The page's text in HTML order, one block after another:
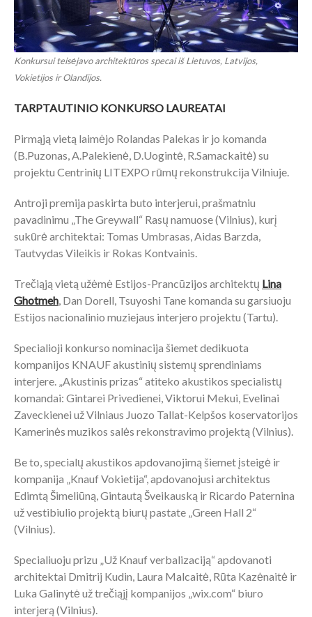
Konkursui teisėjavo architektūros specai iš Lietuvos, Latvijos,
Vokietijos ir Olandijos.
TARPTAUTINIO KONKURSO LAUREATAI
Pirmąją vietą laimėjo Rolandas Palekas ir jo komanda
(B.Puzonas, A.Palekienė, D.Uogintė, R.Samackaitė) su
projektu Centrinių LITEXPO rūmų rekonstrukcija Vilniuje.
Antroji premija paskirta buto interjerui, prašmatniu
pavadinimu „The Greywall“ Rasų namuose (Vilnius), kurį
sukūrė architektai: Tomas Umbrasas, Aidas Barzda,
Tautvydas Vileikis ir Rokas Kontvainis.
Trečiąją vietą užėmė Estijos-Prancūzijos architektų Lina
Ghotmeh, Dan Dorell, Tsuyoshi Tane komanda su garsiuoju
Estijos nacionalinio muziejaus interjero projektu (Tartu).
Specialioji konkurso nominacija šiemet dedikuota
kompanijos KNAUF akustinių sistemų sprendiniams
interjere. „Akustinis prizas“ atiteko akustikos specialistų
komandai: Gintarei Privedienei, Viktorui Mekui, Evelinai
Zaveckienei už Vilniaus Juozo Tallat-Kelpšos koservatorijos
Kamerinės muzikos salės rekonstravimo projektą (Vilnius).
Be to, specialų akustikos apdovanojimą šiemet įsteigė ir
kompanija „Knauf Vokietija“, apdovanojusi architektus
Edimtą Šimeliūną, Gintautą Šveikauską ir Ricardo Paternina
už vestibiulio projektą biurų pastate „Green Hall 2“
(Vilnius).
Specialiuoju prizu „Už Knauf verbalizaciją“ apdovanoti
architektai Dmitrij Kudin, Laura Malcaitė, Rūta Kazėnaitė ir
Luka Galinytė už trečiąjį kompanijos „wix.com“ biuro
interjerą (Vilnius).